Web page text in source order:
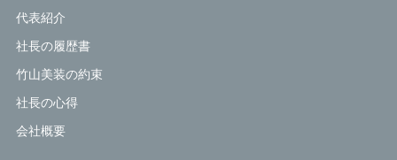
代表紹介
社長の履歴書
竹山美装の約束
社長の心得
会社概要